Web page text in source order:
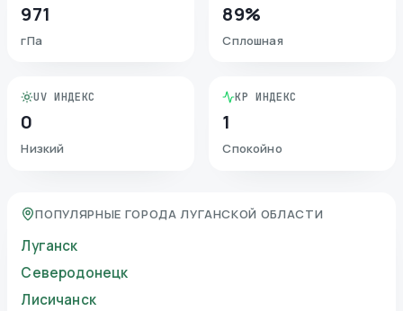
971
гПа
89%
Сплошная
UV ИНДЕКС
0
Низкий
KP ИНДЕКС
1
Спокойно
ПОПУЛЯРНЫЕ ГОРОДА ЛУГАНСКОЙ ОБЛАСТИ
Луганск
Северодонецк
Лисичанск